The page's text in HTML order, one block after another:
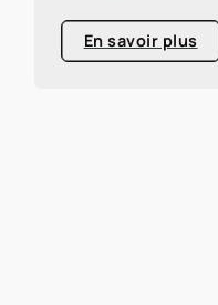
En savoir plus